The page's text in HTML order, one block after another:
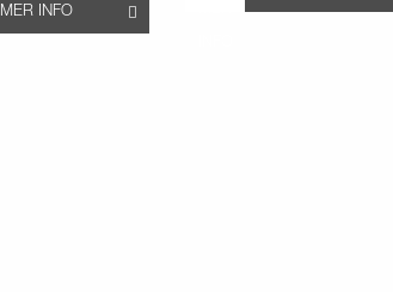
MER INFO